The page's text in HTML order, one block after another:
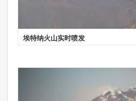
埃特纳火山实时喷发